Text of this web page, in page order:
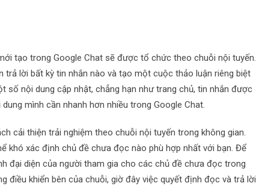
tạo trong Google Chat sẽ được tổ chức theo chuỗi nội tuyến.
trả lời bất kỳ tin nhắn nào và tạo một cuộc thảo luận riêng biệt
nội dung cập nhật, chẳng hạn như trang chủ, tin nhắn được
mình cần nhanh hơn nhiều trong Google Chat.
cải thiện trải nghiệm theo chuỗi nội tuyến trong không gian.
khó xác định chủ đề chưa đọc nào phù hợp nhất với bạn. Để
đại diện của người tham gia cho các chủ đề chưa đọc trong
điều khiển bên của chuỗi, giờ đây việc quyết định đọc và trả lời